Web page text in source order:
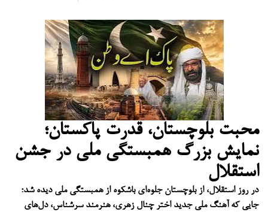
محبت بلوچستان، قدرت پاکستان؛
نمایش بزرگ همبستگی ملی در جشن
استقلال
در روز استقلال، از بلوچستان جلوه‌ای باشکوه از همبستگی ملی دیده شد؛
جایی که آهنگ ملی جدید اختر چنال زهری، هنرمند سرشناس، دل‌های